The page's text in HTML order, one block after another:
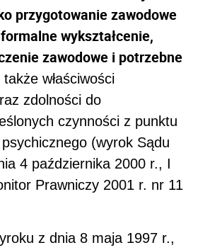
przygotowanie zawodowe
wykształcenie,
zawodowe i potrzebne
także właściwości
zdolności do
czynności z punktu
(wyrok Sądu
4 października 2000 r., I
Prawniczy 2001 r. nr 11
z dnia 8 maja 1997 r.,